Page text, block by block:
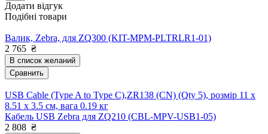
Додати відгук
Подібні товари
Валик, Zebra, для ZQ300 (KIT-MPM-PLTRLR1-01)
2 765 ₴
В список желаний
Сравнить
USB Cable (Type A to Type C),ZR138 (CN) (Qty 5), розмір 11 x
8.51 x 3.5 см, вага 0.19 кг
Кабель USB Zebra для ZQ210 (CBL-MPV-USB1-05)
2 808 ₴